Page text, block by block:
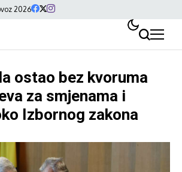
2026
ostao bez kvoruma
za smjenama i
Izbornog zakona